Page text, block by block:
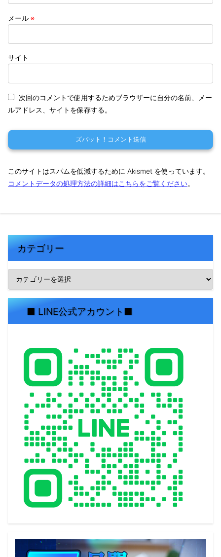
メール ※
サイト
次回のコメントで使用するためブラウザーに自分の名前、メー
ルアドレス、サイトを保存する。
このサイトはスパムを低減するために Akismet を使っています。
コメントデータの処理方法の詳細はこちらをご覧ください。
カテゴリー
■ LINE公式アカウント■